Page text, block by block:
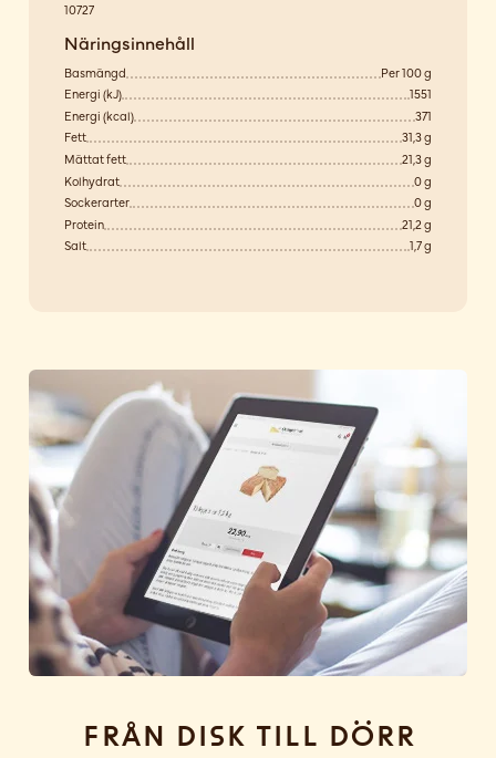
10727
Näringsinnehåll
Basmängd
Per 100 g
Energi (kJ)
1551
Energi (kcal)
371
Fett
31,3 g
Mättat fett
21,3 g
Kolhydrat
0 g
Sockerarter
0 g
Protein
21,2 g
Salt
1,7 g
Från disk till dörr